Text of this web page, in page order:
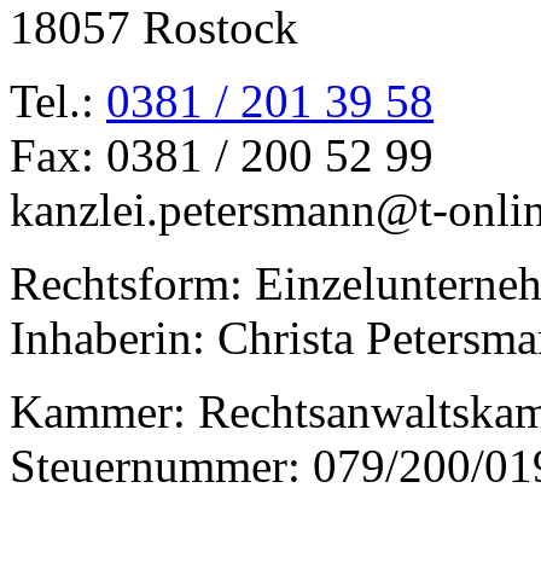
18057 Rostock
Tel.: 0381 / 201 39 58
Fax: 0381 / 200 52 99
kanzlei.petersmann@t-
Rechtsform:
Inhaberin: Christa
Kammer:
Steuernummer: 079/200/